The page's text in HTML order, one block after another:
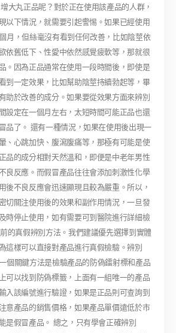
大丸正品呢？對於正在使用該產品的人群，
以下情況，就需要引起警惕。如果已經使用
月，但絲毫沒有看到任何改善，比如陰莖依
依舊低下、性愛中依然感覺疲軟等，那就很
。因為正品通常在使用一段時間後，即使是
到一定效果，比如幫助陰莖持續勃起等，畢
助於改善的成分。如果要從效果方面來辨別
設定在一個月左右，太短時間可能正品也還
品了。 還有一種情況，如果在使用後出現一
、心跳加快、腹瀉腹痛等，那極有可能是使
品的成分相對天然溫和，即便是中老年男性
良反應。而假冒產品往往會添加刺激性化學
後不良反應會迅速顯現且較為嚴重。所以，
切關注使用後的效果和副作用情況，一旦發
時停止使用，如有需要可到醫院進行詳細檢
的真假辨別方法。我們建議優先選擇到實體
這樣可以直接對產品進行真假檢驗。辨別
個關鍵方法是檢驗產品的防偽鐳射標和產品
可以找到防偽標籤，上面有一組唯一的產品
入該編號進行驗證，如果是正品則可查詢到
意產品的銷售價格，如果產品單價遠低於市
是假冒產品。 總之，只有學會正確辨別